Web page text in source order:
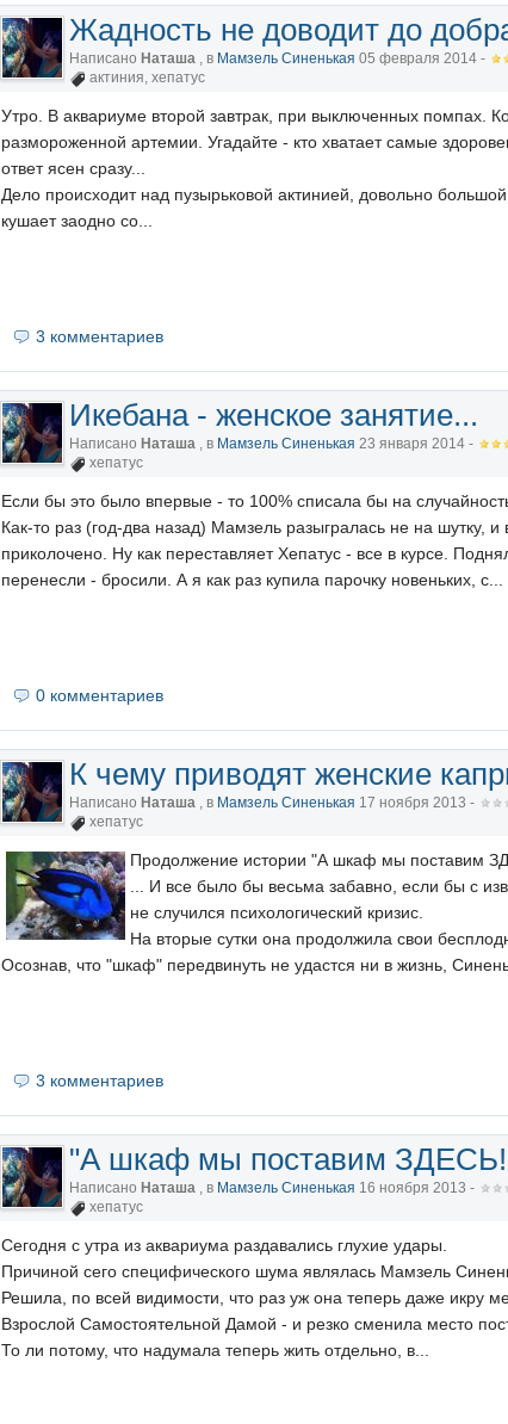
Жадность не доводит до
Написано Наташа , в Мамзель Синенькая 05 февраля 2014 -
актиния, хепатус
Утро. В аквариуме второй завтрак, при выключенных помпах.
размороженной артемии. Угадайте - кто хватает самые
ответ ясен сразу...
Дело происходит над пузырьковой актинией, довольно
кушает заодно со...
3 комментариев
Икебана - женское занятие...
Написано Наташа , в Мамзель Синенькая 23 января 2014 -
хепатус
Если бы это было впервые - то 100% списала бы на
Как-то раз (год-два назад) Мамзель разыгралась не на шутку,
приколочено. Ну как переставляет Хепатус - все в курсе.
перенесли - бросили. А я как раз купила парочку новеньких, с...
0 комментариев
К чему приводят женские
Написано Наташа , в Мамзель Синенькая 17 ноября 2013 -
хепатус
Продолжение истории "А шкаф мы поставим
... И все было бы весьма забавно, если бы с
не случился психологический кризис.
На вторые сутки она продолжила свои
Осознав, что "шкаф" передвинуть не удастся ни в жизнь,
3 комментариев
"А шкаф мы поставим
Написано Наташа , в Мамзель Синенькая 16 ноября 2013 -
хепатус
Сегодня с утра из аквариума раздавались глухие удары.
Причиной сего специфического шума являлась Мамзель
Решила, по всей видимости, что раз уж она теперь даже икру
Взрослой Самостоятельной Дамой - и резко сменила место
То ли потому, что надумала теперь жить отдельно, в...